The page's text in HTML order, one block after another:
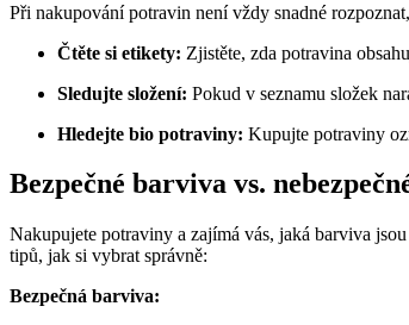
Při nakupování potravin není vždy snadné
Čtěte si etikety: Zjistěte, zda potravina
Sledujte složení: Pokud v seznamu složek
Hledejte bio potraviny: Kupujte potraviny
Bezpečné barviva vs.
Nakupujete potraviny a zajímá vás, jaká barviva
tipů, jak si vybrat správně:
Bezpečná barviva: